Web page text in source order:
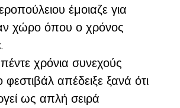
έμοιαζε για
χώρο όπου ο χρόνος
χρόνια συνεχούς
φεστιβάλ απέδειξε ξανά ότι
ως απλή σειρά